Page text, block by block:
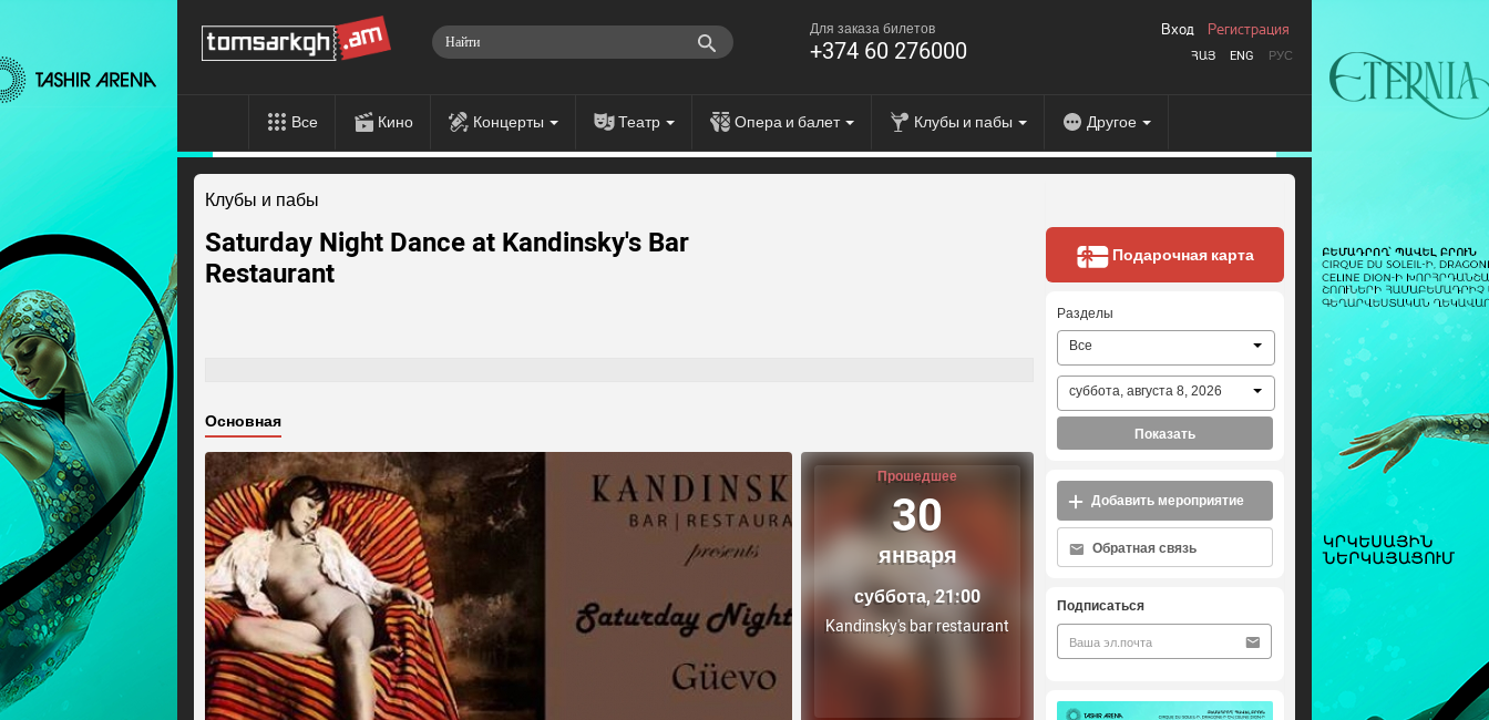
Для заказа билетов
+374 60 276000 ՀԱՅ ENG РУС
Вход Регистрация
Все Кино Концерты Театр Опера и балет Клубы и пабы Другое
Клубы и пабы
Saturday Night Dance at Kandinsky's Bar
Restaurant
Основная
Прошедшее
30
января
суббота, 21:00
Kandinsky's bar restaurant
Подарочная карта
Разделы
Все
суббота, августа 8, 2026
Показать
Добавить мероприятие
Обратная связь
Подписаться